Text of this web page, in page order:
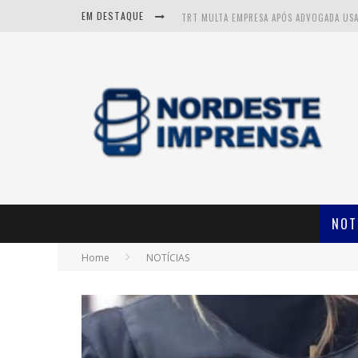
EM DESTAQUE
Home NOTÍCIAS